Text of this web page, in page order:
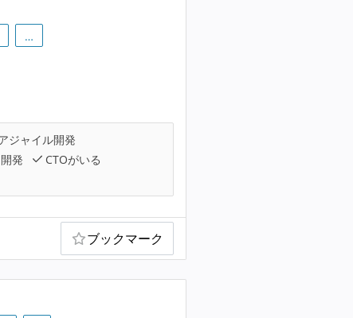
…
ジャイル開発
発
CTOがいる
ブックマーク